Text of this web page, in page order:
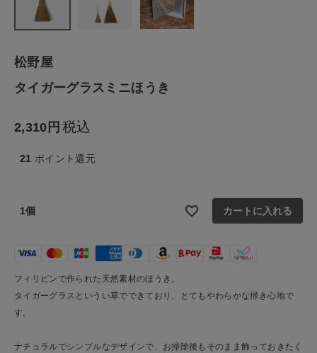
ファッション雑貨
生活雑貨
CONTENTS
ご利用ガイド
お問い合わせ
松野屋
タイガーグラスミニほうき
2,310 税込
21 ポイント還元
1個 カートに入れる
フィリピンで作られた天然素材のほうき。
タイガーグラスというい草でできており、とてもやわらかな掃き心地で
す。
ナチュラルでシンプルなデザインで、お掃除後もそのまま飾っておきたく